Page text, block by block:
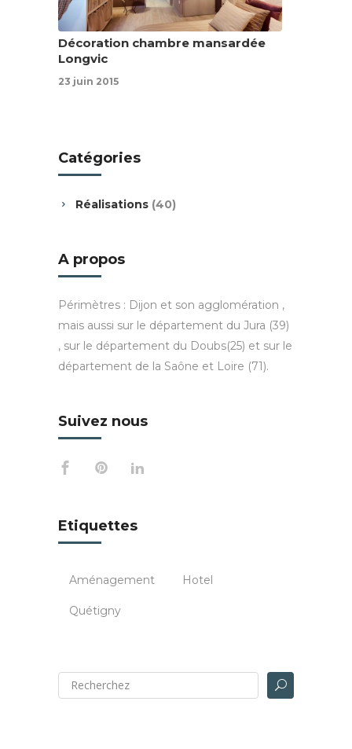
Décoration chambre mansardée
Longvic
23 juin 2015
Catégories
Réalisations (40)
A propos
Périmètres : Dijon et son agglomération ,
mais aussi sur le département du Jura (39)
, sur le département du Doubs(25) et sur le
département de la Saône et Loire (71).
Suivez nous
Etiquettes
Aménagement Hotel
Quétigny